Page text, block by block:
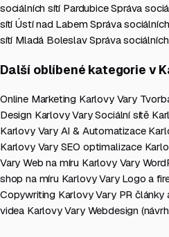
sociálních sítí PardubiceSpráva
sítí Ústí nad LabemSpráva
sítí Mladá BoleslavSpráva
Další oblíbené kategorie v
Online Marketing Karlovy Vary
Design Karlovy VarySociální sítě
Karlovy Vary AI & Automatizace
Karlovy Vary SEO optimalizace
VaryWeb na míru Karlovy Vary
shop na míru Karlovy Vary Logo a
Copywriting Karlovy Vary PR články
videa Karlovy Vary Webdesign